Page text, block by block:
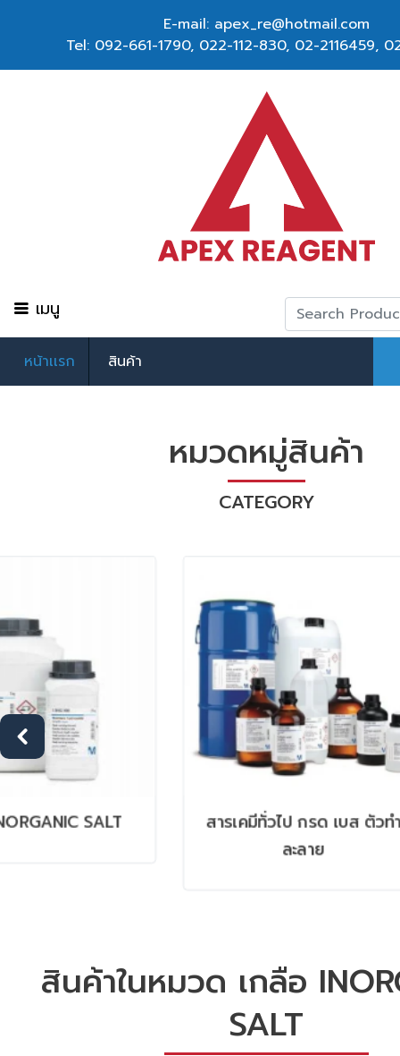
E-mail: apex_re@hotmail.com
Tel: 092-661-1790, 022-112-830, 02-2116459,
เมนู
หน้าเเรก สินค้า
หมวดหมู่สินค้า
CATEGORY
สารเคมีทั่วไป กรด เบส ตัวทำ
สารมาตรฐา
สินค้าในหมวด เกลือ
SALT